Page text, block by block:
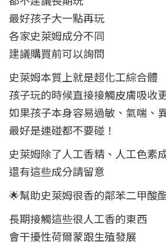
最好孩子大一點再玩
各家史萊姆成分不同
建議購買前可以詢問
史萊姆本質上就是超化工綜合體
孩子玩的時候直接接觸皮膚吸收
如果孩子本身容易過敏、氣喘、
最好是連碰都不要碰！
史萊姆除了人工香精、人工色素
還有這些成分請留意
🌟幫助史萊姆很香的鄰苯二甲酸
長期接觸這些很人工香的東西
會干擾性荷爾蒙跟生殖發展